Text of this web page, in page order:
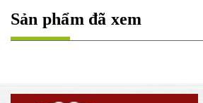
Sản phẩm đã xem